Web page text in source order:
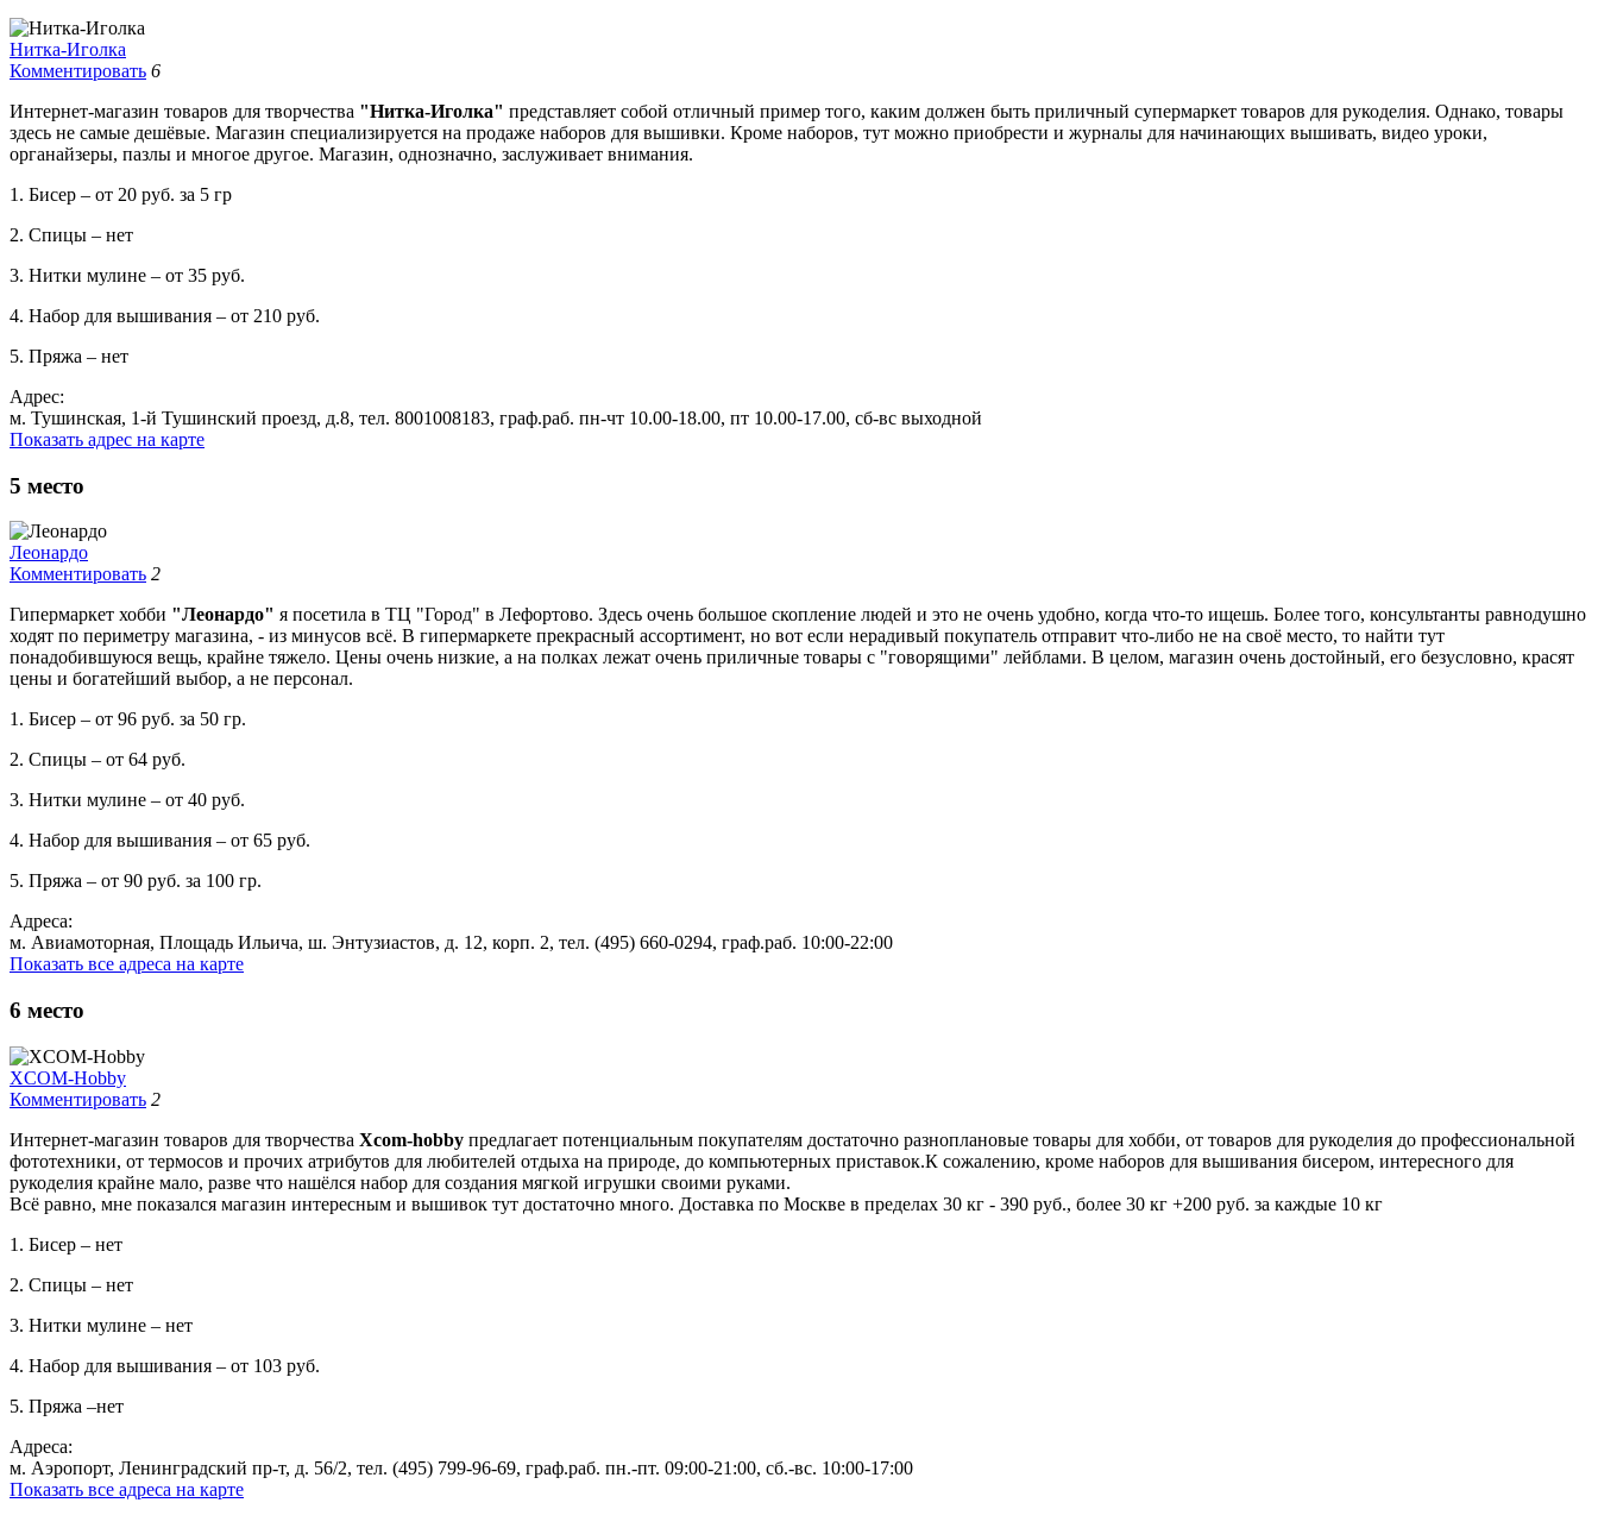
Нитка-Иголка
Комментировать 6
Интернет-магазин товаров для творчества "Нитка-Иголка" представляет собой отличный пример того, каким должен быть приличный супермаркет товаров для рукоделия. Однако, товары
здесь не самые дешёвые. Магазин специализируется на продаже наборов для вышивки. Кроме наборов, тут можно приобрести и журналы для начинающих вышивать, видео уроки,
органайзеры, пазлы и многое другое. Магазин, однозначно, заслуживает внимания.
1. Бисер – от 20 руб. за 5 гр
2. Спицы – нет
3. Нитки мулине – от 35 руб.
4. Набор для вышивания – от 210 руб.
5. Пряжа – нет
Адрес:
м. Тушинская, 1-й Тушинский проезд, д.8, тел. 8001008183, граф.раб. пн-чт 10.00-18.00, пт 10.00-17.00, сб-вс выходной
Показать адрес на карте
5 место
Леонардо
Комментировать 2
Гипермаркет хобби "Леонардо" я посетила в ТЦ "Город" в Лефортово. Здесь очень большое скопление людей и это не очень удобно, когда что-то ищешь. Более того, консультанты равнодушно
ходят по периметру магазина, - из минусов всё. В гипермаркете прекрасный ассортимент, но вот если нерадивый покупатель отправит что-либо не на своё место, то найти тут
понадобившуюся вещь, крайне тяжело. Цены очень низкие, а на полках лежат очень приличные товары с "говорящими" лейблами. В целом, магазин очень достойный, его безусловно, красят
цены и богатейший выбор, а не персонал.
1. Бисер – от 96 руб. за 50 гр.
2. Спицы – от 64 руб.
3. Нитки мулине – от 40 руб.
4. Набор для вышивания – от 65 руб.
5. Пряжа – от 90 руб. за 100 гр.
Адреса:
м. Авиамоторная, Площадь Ильича, ш. Энтузиастов, д. 12, корп. 2, тел. (495) 660-0294, граф.раб. 10:00-22:00
Показать все адреса на карте
6 место
XCOM-Hobby
Комментировать 2
Интернет-магазин товаров для творчества Xcom-hobby предлагает потенциальным покупателям достаточно разноплановые товары для хобби, от товаров для рукоделия до профессиональной
фототехники, от термосов и прочих атрибутов для любителей отдыха на природе, до компьютерных приставок.К сожалению, кроме наборов для вышивания бисером, интересного для
рукоделия крайне мало, разве что нашёлся набор для создания мягкой игрушки своими руками.
Всё равно, мне показался магазин интересным и вышивок тут достаточно много. Доставка по Москве в пределах 30 кг - 390 руб., более 30 кг +200 руб. за каждые 10 кг
1. Бисер – нет
2. Спицы – нет
3. Нитки мулине – нет
4. Набор для вышивания – от 103 руб.
5. Пряжа –нет
Адреса:
м. Аэропорт, Ленинградский пр-т, д. 56/2, тел. (495) 799-96-69, граф.раб. пн.-пт. 09:00-21:00, сб.-вс. 10:00-17:00
Показать все адреса на карте